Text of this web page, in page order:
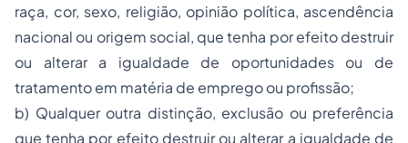
raça, cor, sexo, religião, opinião política, ascendência
nacional ou origem social, que tenha por efeito destruir
ou alterar a igualdade de oportunidades ou de
tratamento em matéria de emprego ou profissão;
b) Qualquer outra distinção, exclusão ou preferência
que tenha por efeito destruir ou alterar a igualdade de